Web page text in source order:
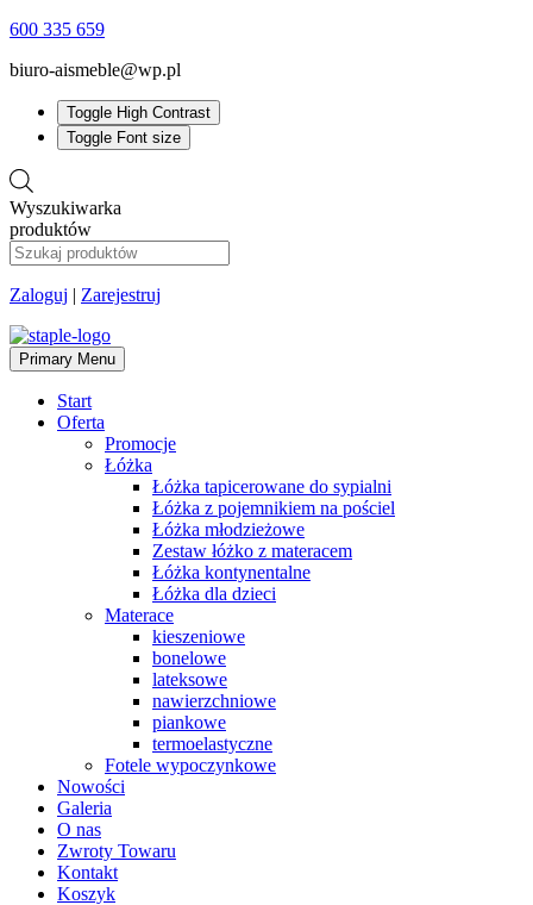
600 335 659
biuro-aismeble@wp.pl
Toggle High Contrast
Toggle Font size
Wyszukiwarka
produktów
Zaloguj | Zarejestruj
Primary Menu
Start
Oferta
Promocje
Łóżka
Łóżka tapicerowane do sypialni
Łóżka z pojemnikiem na pościel
Łóżka młodzieżowe
Zestaw łóżko z materacem
Łóżka kontynentalne
Łóżka dla dzieci
Materace
kieszeniowe
bonelowe
lateksowe
nawierzchniowe
piankowe
termoelastyczne
Fotele wypoczynkowe
Nowości
Galeria
O nas
Zwroty Towaru
Kontakt
Koszyk